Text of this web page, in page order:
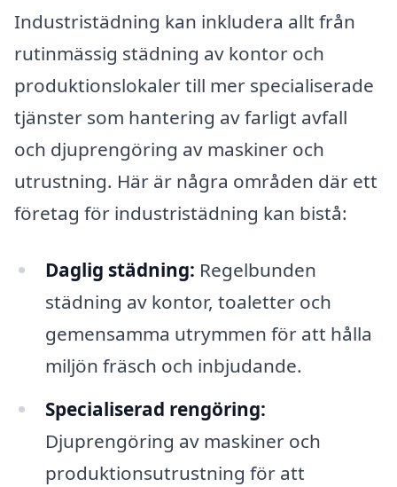
Industristädning kan inkludera allt från
rutinmässig städning av kontor och
produktionslokaler till mer specialiserade
tjänster som hantering av farligt avfall
och djuprengöring av maskiner och
utrustning. Här är några områden där ett
företag för industristädning kan bistå:
Daglig städning: Regelbunden
städning av kontor, toaletter och
gemensamma utrymmen för att hålla
miljön fräsch och inbjudande.
Specialiserad rengöring:
Djuprengöring av maskiner och
produktionsutrustning för att